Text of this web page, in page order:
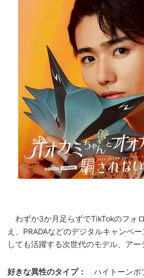
わずか3か月足らずでTikTokのフォ
え、PRADAなどのデジタルキャンペ
しても活躍する次世代のモデル、アー
好きな異性のタイプ： ハイトーンボ